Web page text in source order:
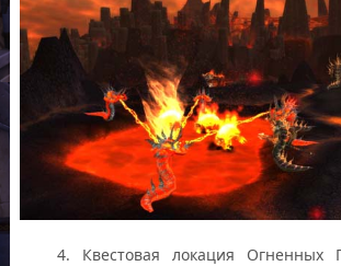
4. Квестовая локация Огненных